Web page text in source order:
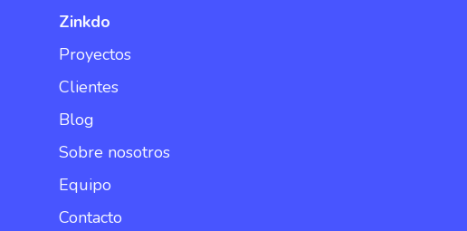
Zinkdo
Proyectos
Clientes
Blog
Sobre nosotros
Equipo
Contacto